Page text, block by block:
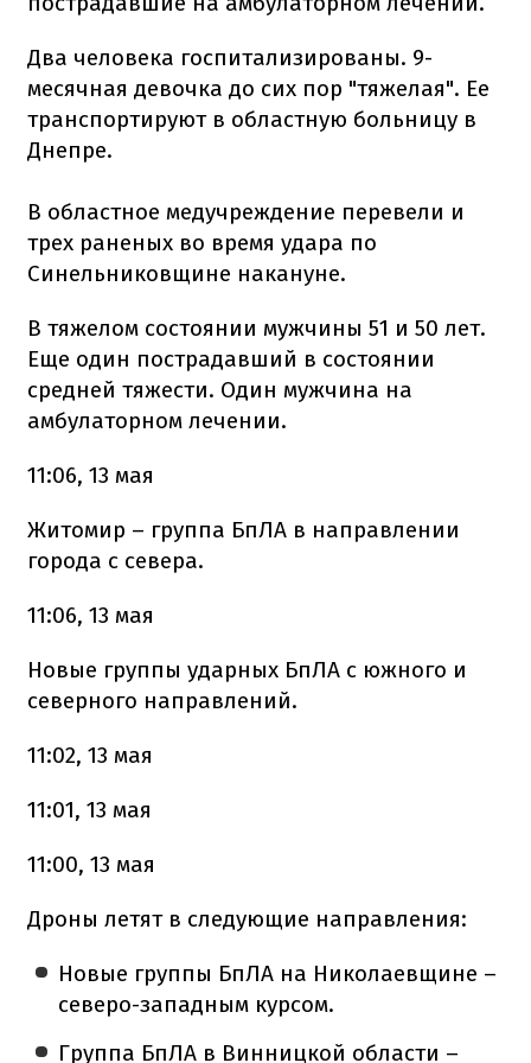
Два человека госпитализированы. 9-
месячная девочка до сих пор "тяжелая". Ее
транспортируют в областную больницу в
Днепре.
В областное медучреждение перевели и
трех раненых во время удара по
Синельниковщине накануне.
В тяжелом состоянии мужчины 51 и 50 лет.
Еще один пострадавший в состоянии
средней тяжести. Один мужчина на
амбулаторном лечении.
11:06, 13 мая
Житомир – группа БпЛА в направлении
города с севера.
11:06, 13 мая
Новые группы ударных БпЛА с южного и
северного направлений.
11:02, 13 мая
11:01, 13 мая
11:00, 13 мая
Дроны летят в следующие направления:
Новые группы БпЛА на Николаевщине –
северо-западным курсом.
Группа БпЛА в Винницкой области –